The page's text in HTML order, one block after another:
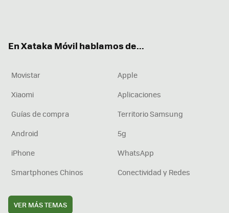
En Xataka Móvil hablamos de...
Movistar
Apple
Xiaomi
Aplicaciones
Guías de compra
Territorio Samsung
Android
5g
iPhone
WhatsApp
Smartphones Chinos
Conectividad y Redes
VER MÁS TEMAS